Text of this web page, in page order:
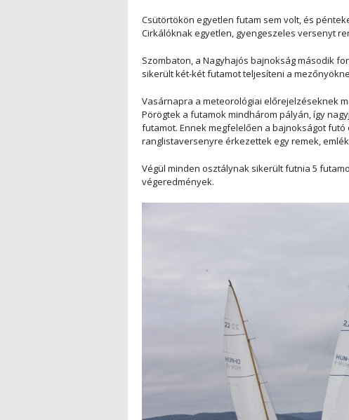
Csütörtökön egyetlen futam sem volt, és
Cirkálóknak egyetlen, gyengeszeles versenyt
Szombaton, a Nagyhajós bajnokság második
sikerült két-két futamot teljesíteni a
Vasárnapra a meteorológiai előrejelzéseknek
Pörögtek a futamok mindhárom pályán, így
futamot. Ennek megfelelően a bajnokságot
ranglistaversenyre érkezettek egy remek,
Végül minden osztálynak sikerült futnia 5
végeredmények.